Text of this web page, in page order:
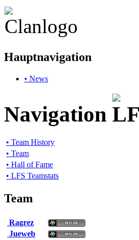
Hauptnavigation
• News
Navigation
• Team History
• Team
• Hall of Fame
• LFS Teamstats
Team
Ragrez
Jueweb